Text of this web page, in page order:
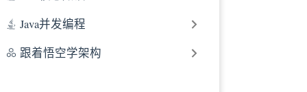
Java并发编程
跟着悟空学架构
配置